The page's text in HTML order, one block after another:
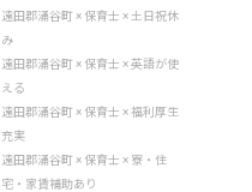
遠田郡涌谷町 × 保育士 × 土日祝休
み
遠田郡涌谷町 × 保育士 × 英語が使
える
遠田郡涌谷町 × 保育士 × 福利厚生
充実
遠田郡涌谷町 × 保育士 × 寮・住
宅・家賃補助あり